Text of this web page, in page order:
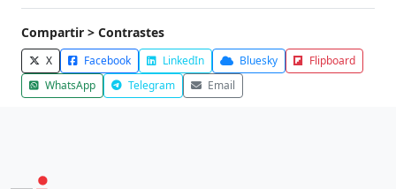
Compartir > Contrastes
X Facebook LinkedIn Bluesky
Flipboard
WhatsApp
Telegram Email